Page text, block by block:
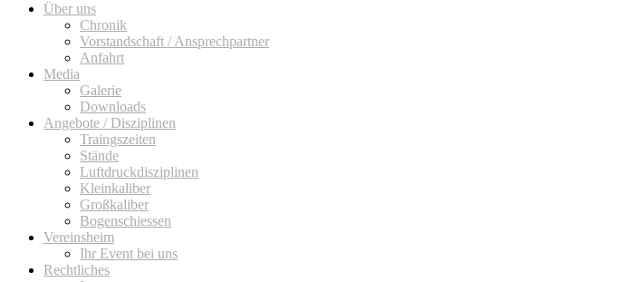
Über uns
Chronik
Vorstandschaft / Ansprechpartner
Anfahrt
Media
Galerie
Downloads
Angebote / Disziplinen
Traingszeiten
Stände
Luftdruckdisziplinen
Kleinkaliber
Großkaliber
Bogenschiessen
Vereinsheim
Ihr Event bei uns
Rechtliches